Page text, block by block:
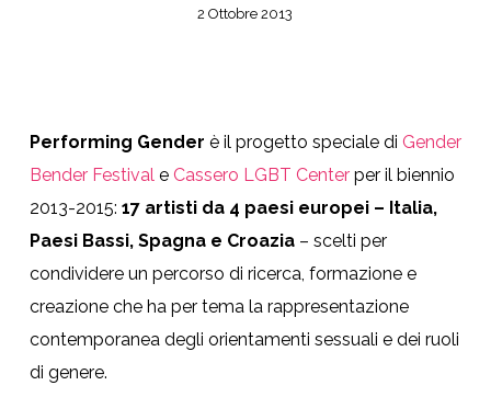
2 Ottobre 2013
Performing Gender è il progetto speciale di Gender
Bender Festivale Cassero LGBT Centerper il biennio
2013-2015: 17 artisti da 4 paesi europei – Italia,
Paesi Bassi, Spagna e Croazia– scelti per
condividere un percorso di ricerca, formazione e
creazione che ha per tema la rappresentazione
contemporanea degli orientamenti sessuali e dei ruoli
di genere.